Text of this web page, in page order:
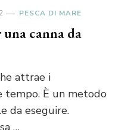
PESCA DI MARE
canna da
attrae i
tempo. È un metodo
da eseguire.
…